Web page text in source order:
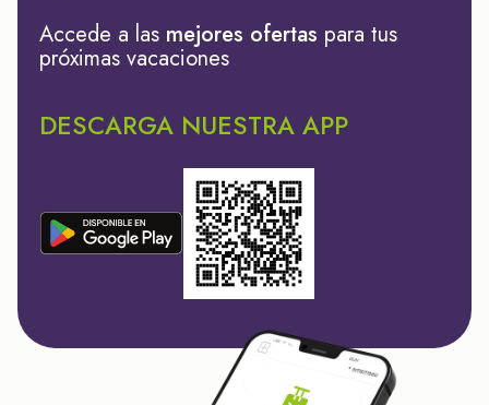
Accede a las mejores ofertas para tus
próximas vacaciones
DESCARGA NUESTRA APP